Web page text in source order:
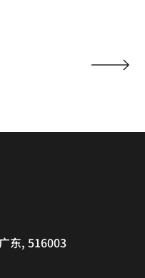
东, 516003